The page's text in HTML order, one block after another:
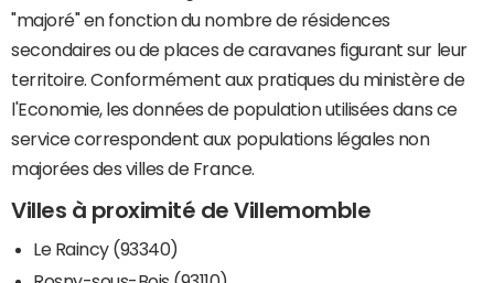
"majoré" en fonction du nombre de résidences
secondaires ou de places de caravanes figurant sur leur
territoire. Conformément aux pratiques du ministère de
l'Economie, les données de population utilisées dans ce
service correspondent aux populations légales non
majorées des villes de France.
Villes à proximité de Villemomble
Le Raincy (93340)